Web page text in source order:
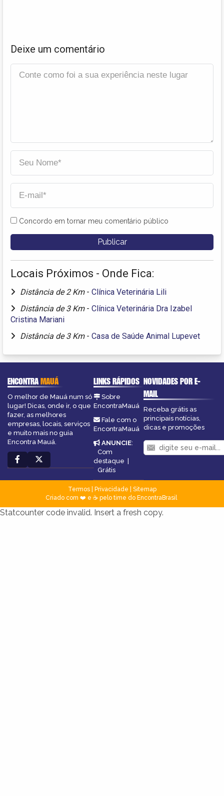
Deixe um comentário
Concordo em tornar meu comentário público
Locais Próximos - Onde Fica:
Distância de 2 Km - Clínica Veterinária Lili
Distância de 3 Km - Clínica Veterinária Dra Izabel
Cristina Mariani
Distância de 3 Km - Casa de Saúde Animal Lupevet
ENCONTRAMAUÁ
O melhor de Mauá num só
lugar! Dicas, onde ir, o que
fazer, as melhores
empresas, locais, serviços
e muito mais no guia
Encontra Mauá.
LINKS RÁPIDOS
Sobre
EncontraMauá
Fale com o
EncontraMauá
ANUNCIE:
Com
destaque
Grátis
NOVIDADES POR E-
MAIL
Receba grátis as
principais notícias,
dicas e promoções
Termos| Privacidade
Sitemap
Criado com ❤️ e ☕ pelo time do EncontraBrasil
Statcounter code invalid. Insert a fresh copy.